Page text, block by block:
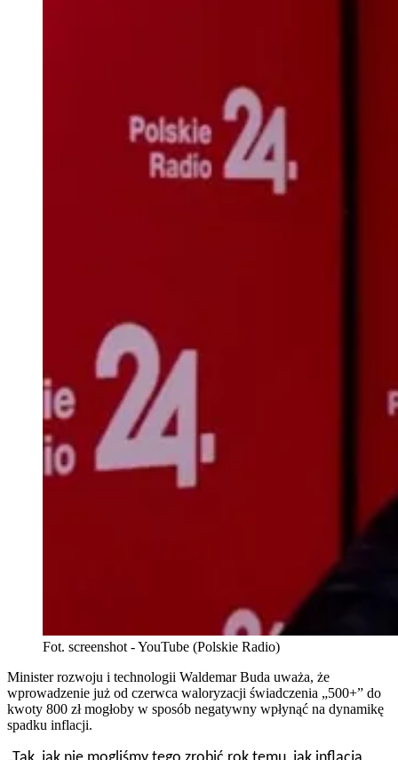
Fot. screenshot - YouTube (Polskie Radio)
Minister rozwoju i technologii Waldemar Buda uważa, że
wprowadzenie już od czerwca waloryzacji świadczenia „500+” do
kwoty 800 zł mogłoby w sposób negatywny wpłynąć na dynamikę
spadku inflacji.